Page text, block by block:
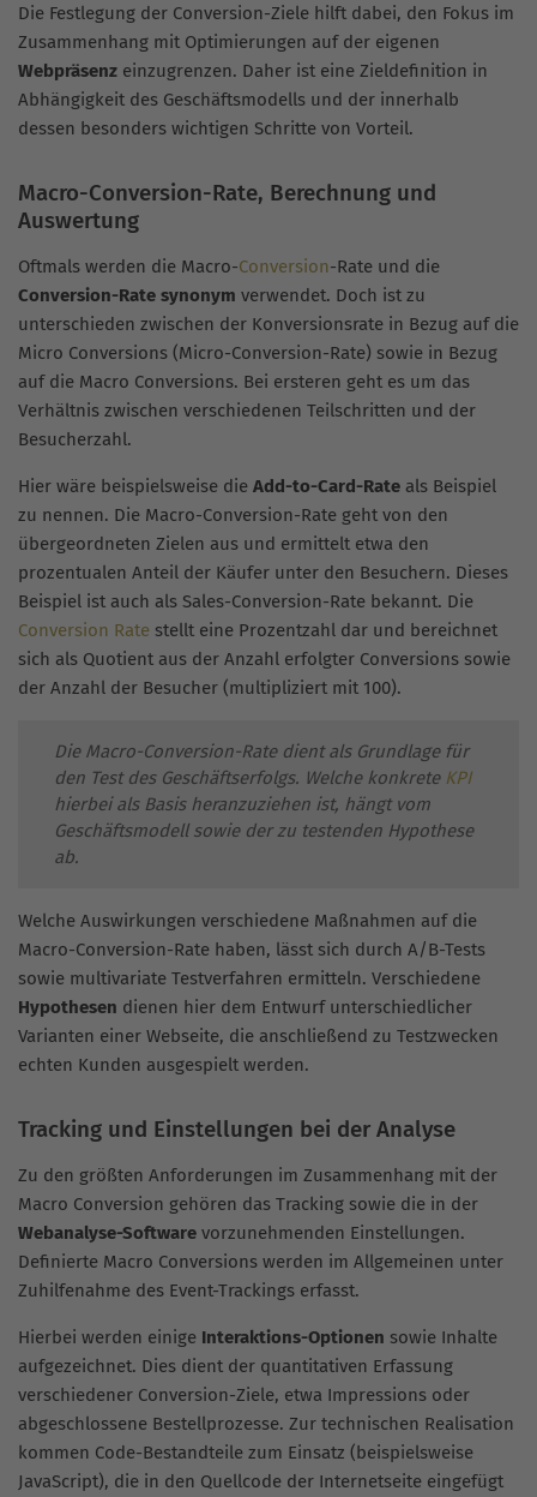
Die Festlegung der Conversion-Ziele hilft dabei, den Fokus im
Zusammenhang mit Optimierungen auf der eigenen
Webpräsenz einzugrenzen. Daher ist eine Zieldefinition in
Abhängigkeit des Geschäftsmodells und der innerhalb
dessen besonders wichtigen Schritte von Vorteil.
Macro-Conversion-Rate, Berechnung und
Auswertung
Oftmals werden die Macro-Conversion-Rate und die
Conversion-Rate synonym verwendet. Doch ist zu
unterschieden zwischen der Konversionsrate in Bezug auf die
Micro Conversions (Micro-Conversion-Rate) sowie in Bezug
auf die Macro Conversions. Bei ersteren geht es um das
Verhältnis zwischen verschiedenen Teilschritten und der
Besucherzahl.
Hier wäre beispielsweise die Add-to-Card-Rate als Beispiel
zu nennen. Die Macro-Conversion-Rate geht von den
übergeordneten Zielen aus und ermittelt etwa den
prozentualen Anteil der Käufer unter den Besuchern. Dieses
Beispiel ist auch als Sales-Conversion-Rate bekannt. Die
Conversion Rate stellt eine Prozentzahl dar und bereichnet
sich als Quotient aus der Anzahl erfolgter Conversions sowie
der Anzahl der Besucher (multipliziert mit 100).
Die Macro-Conversion-Rate dient als Grundlage für
den Test des Geschäftserfolgs. Welche konkrete KPI
hierbei als Basis heranzuziehen ist, hängt vom
Geschäftsmodell sowie der zu testenden Hypothese
ab.
Welche Auswirkungen verschiedene Maßnahmen auf die
Macro-Conversion-Rate haben, lässt sich durch A/B-Tests
sowie multivariate Testverfahren ermitteln. Verschiedene
Hypothesen dienen hier dem Entwurf unterschiedlicher
Varianten einer Webseite, die anschließend zu Testzwecken
echten Kunden ausgespielt werden.
Tracking und Einstellungen bei der Analyse
Zu den größten Anforderungen im Zusammenhang mit der
Macro Conversion gehören das Tracking sowie die in der
Webanalyse-Software vorzunehmenden Einstellungen.
Definierte Macro Conversions werden im Allgemeinen unter
Zuhilfenahme des Event-Trackings erfasst.
Hierbei werden einige Interaktions-Optionen sowie Inhalte
aufgezeichnet. Dies dient der quantitativen Erfassung
verschiedener Conversion-Ziele, etwa Impressions oder
abgeschlossene Bestellprozesse. Zur technischen Realisation
kommen Code-Bestandteile zum Einsatz (beispielsweise
JavaScript), die in den Quellcode der Internetseite eingefügt